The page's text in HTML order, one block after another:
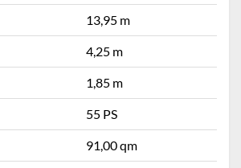
13,95 m
4,25 m
1,85 m
55 PS
91,00 qm